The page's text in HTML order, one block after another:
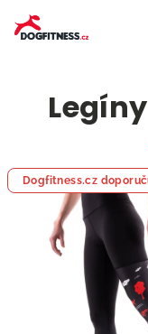
obsah
Dogfitness.cz